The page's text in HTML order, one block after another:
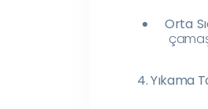
Orta
4. Yıkama